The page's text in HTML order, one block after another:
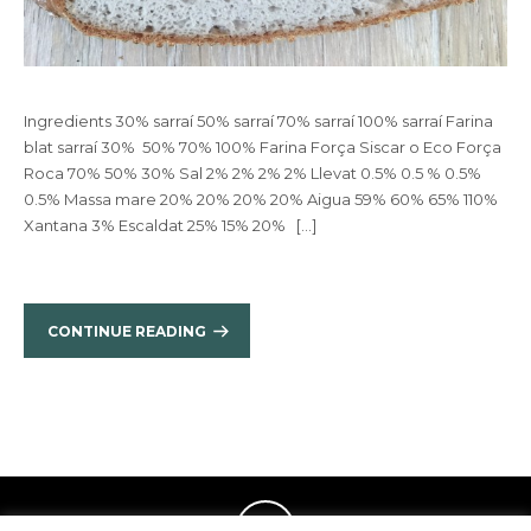
Ingredients 30% sarraí 50% sarraí 70% sarraí 100% sarraí Farina
blat sarraí 30% 50% 70% 100% Farina Força Siscar o Eco Força
Roca 70% 50% 30% Sal 2% 2% 2% 2% Llevat 0.5% 0.5 % 0.5%
0.5% Massa mare 20% 20% 20% 20% Aigua 59% 60% 65% 110%
Xantana 3% Escaldat 25% 15% 20% […]
CONTINUE READING